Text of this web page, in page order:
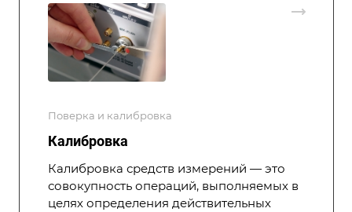
Поверка и калибровка
Калибровка
Калибровка средств измерений — это
совокупность операций, выполняемых в
целях определения действительных